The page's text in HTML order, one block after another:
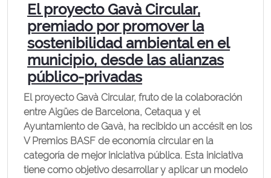
El proyecto Gavà Circular,
premiado por promover la
sostenibilidad ambiental en el
municipio, desde las alianzas
público-privadas
El proyecto Gavà Circular, fruto de la colaboración
entre Aigües de Barcelona, Cetaqua y el
Ayuntamiento de Gavà, ha recibido un accésit en los
V Premios BASF de economía circular en la
categoría de mejor iniciativa pública. Esta iniciativa
tiene como objetivo desarrollar y aplicar un modelo